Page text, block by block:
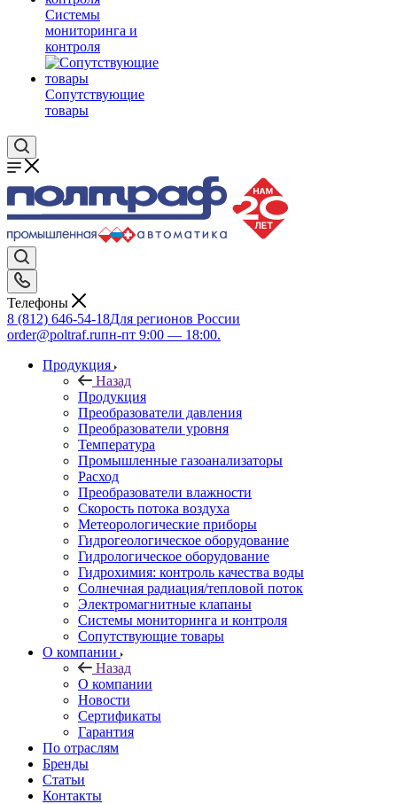
Системы
мониторинга и
контроля
Сопутствующие
товары
Телефоны
8 (812) 646-54-18Для регионов России
order@poltraf.ruпн-пт 9:00 — 18:00.
Продукция
Назад
Продукция
Преобразователи давления
Преобразователи уровня
Температура
Промышленные газоанализаторы
Расход
Преобразователи влажности
Скорость потока воздуха
Метеорологические приборы
Гидрогеологическое оборудование
Гидрологическое оборудование
Гидрохимия: контроль качества воды
Солнечная радиация/тепловой поток
Электромагнитные клапаны
Системы мониторинга и контроля
Сопутствующие товары
О компании
Назад
О компании
Новости
Сертификаты
Гарантия
По отраслям
Бренды
Статьи
Контакты